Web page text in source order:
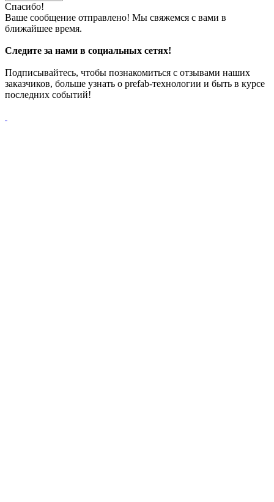
Спасибо!
Ваше сообщение отправлено! Мы свяжемся с вами в
ближайшее время.
Следите за нами в социальных сетях!
Подписывайтесь, чтобы познакомиться с отзывами наших
заказчиков, больше узнать о prefab-технологии и быть в курсе
последних событий!